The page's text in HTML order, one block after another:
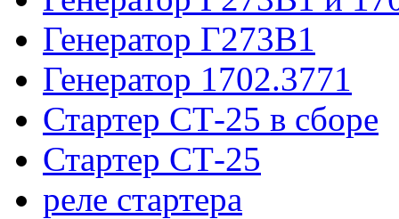
Генератор Г273В1
Генератор 1702.3771
Стартер СТ-25 в сборе
Стартер СТ-25
реле стартера